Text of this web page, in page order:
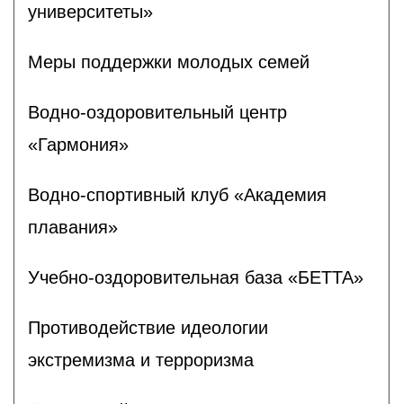
университеты»
Меры поддержки молодых семей
Водно-оздоровительный центр
«Гармония»
Водно-спортивный клуб «Академия
плавания»
Учебно-оздоровительная база «БЕТТА»
Противодействие идеологии
экстремизма и терроризма